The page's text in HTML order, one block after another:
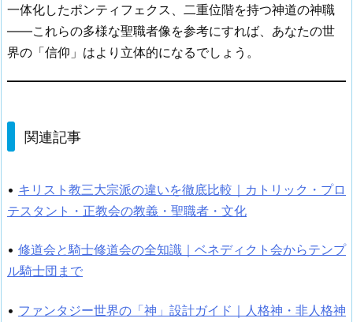
一体化したポンティフェクス、二重位階を持つ神道の神職
——これらの多様な聖職者像を参考にすれば、あなたの世
界の「信仰」はより立体的になるでしょう。
関連記事
• キリスト教三大宗派の違いを徹底比較｜カトリック・プロ
テスタント・正教会の教義・聖職者・文化
• 修道会と騎士修道会の全知識｜ベネディクト会からテンプ
ル騎士団まで
• ファンタジー世界の「神」設計ガイド｜人格神・非人格神